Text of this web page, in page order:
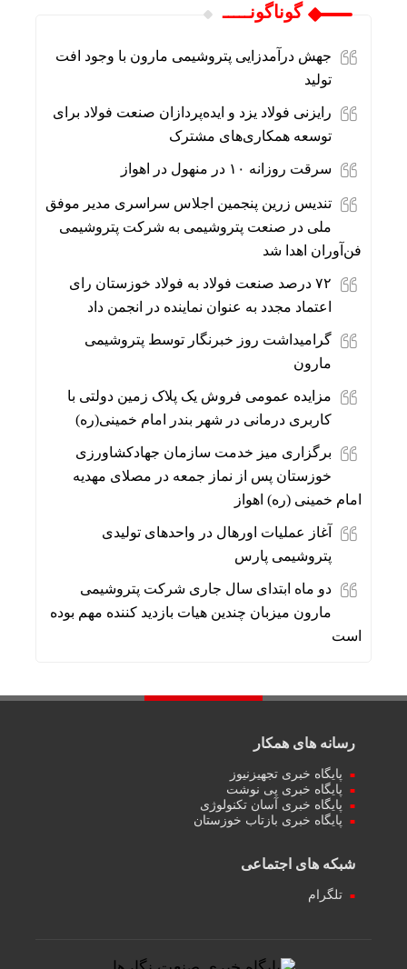
گوناگونـــــ
جهش درآمدزایی پتروشیمی مارون با وجود افت
تولید
رایزنی فولاد یزد و ایده‌پردازان صنعت فولاد برای
توسعه همکاری‌های مشترک
سرقت روزانه ۱۰ در منهول در اهواز
تندیس زرین پنجمین اجلاس سراسری مدیر موفق
ملی در صنعت پتروشیمی به شرکت پتروشیمی
فن‌آوران اهدا شد
۷۲ درصد صنعت فولاد به فولاد خوزستان رای
اعتماد مجدد به عنوان نماینده در انجمن داد
گرامیداشت روز خبرنگار توسط پتروشیمی
مارون
مزایده عمومی فروش یک پلاک زمین دولتی با
کاربری درمانی در شهر بندر امام خمینی(ره)
برگزاری میز خدمت سازمان جهادکشاورزی
خوزستان پس از نماز جمعه در مصلای مهدیه
امام خمینی (ره) اهواز
آغاز عملیات اورهال در واحدهای تولیدی
پتروشیمی پارس
دو ماه ابتدای سال جاری شرکت پتروشیمی
مارون میزبان چندین هیات بازدید کننده مهم بوده
است
رسانه های همکار
پایگاه خبری تجهیزنیوز
پایگاه خبری پی نوشت
پایگاه خبری آسان تکنولوژی
پایگاه خبری بازتاب خوزستان
شبکه های اجتماعی
تلگرام